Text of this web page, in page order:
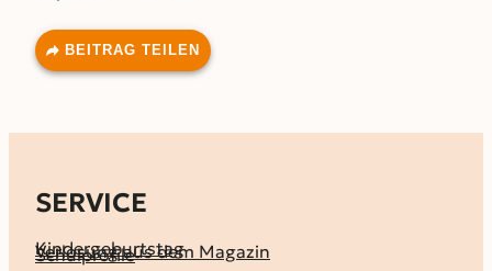
BEITRAG TEILEN
SERVICE
Kindergeburtstag
Verlosung aus dem Magazin
Schulprofile